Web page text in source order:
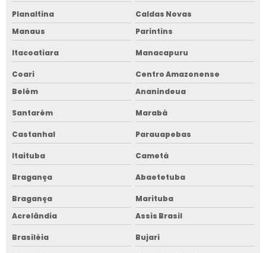
Planaltina
Caldas Novas
Manaus
Parintins
Itacoatiara Manacapuru
Coari
Centro Amazonense
Belém
Ananindeua
Santarém Marabá
Castanhal Parauapebas
Itaituba Cametá
Bragança Abaetetuba
Bragança
Marituba
Acrelândia
Assis Brasil
Brasiléia Bujari